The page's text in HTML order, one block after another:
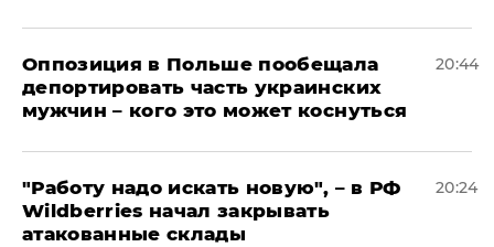
Оппозиция в Польше пообещала
депортировать часть украинских
мужчин – кого это может коснуться
20:44
"Работу надо искать новую", – в РФ
Wildberries начал закрывать
атакованные склады
20:24